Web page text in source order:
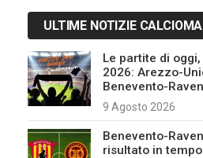
ULTIME NOTIZIE
Le partite di
2026: Arezzo-
Benevento-
9 Agosto 2026
Benevento-
risultato in